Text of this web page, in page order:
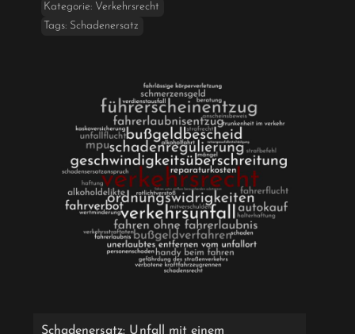
Kategorie: Verkehrsrecht
Tags: Schadenersatz
Schadenersatz: Unfall mit einem